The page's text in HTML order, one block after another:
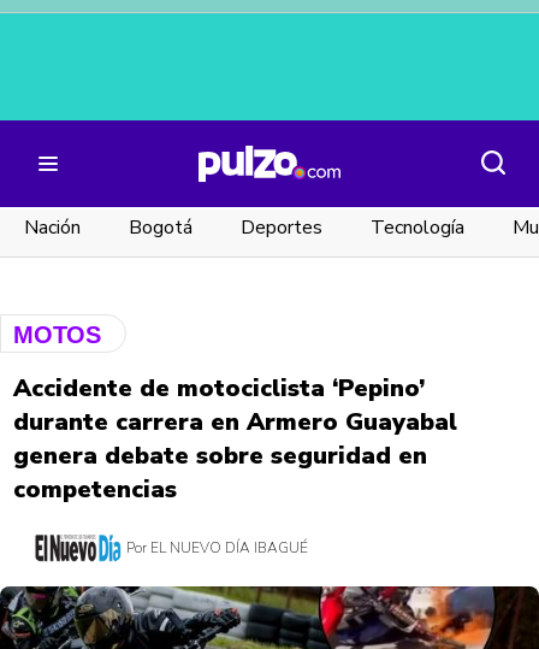
Nación Bogotá Deportes Tecnología
MOTOS
MOTOS
Accidente de motociclista ‘Pepino’
durante carrera en Armero Guayabal
genera debate sobre seguridad en
competencias
Por EL NUEVO DÍA IBAGUÉ